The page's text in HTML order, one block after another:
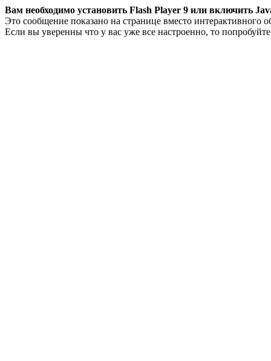
Вам необходимо установить Flash Player 9 или включить
Это сообщение показано на странице вместо интерактивного
Если вы уверенны что у вас уже все настроенно, то